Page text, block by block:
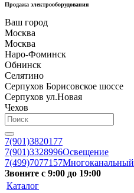
Продажа электрооборудования
Ваш город
Москва
Москва
Наро-Фоминск
Обнинск
Селятино
Серпухов Борисовское шоссе
Серпухов ул.Новая
Чехов
7(901)3820177
7(901)3328996Освещение
7(499)7077157Многоканальный
Звоните с 9:00 до 19:00
Каталог